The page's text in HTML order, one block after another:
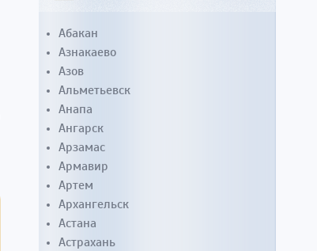
Абакан
Азнакаево
Азов
Альметьевск
Анапа
Ангарск
Арзамас
Армавир
Артем
Архангельск
Астана
Астрахань